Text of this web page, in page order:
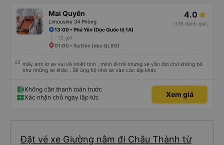
Mai Quyên
Limousine 34 Phòng
4.0
(136 đánh giá)
13:00 • Phú Yên (Dọc Quốc lộ 1A)
12 giờ
01:00 • Sa Đéc (dọc QL80)
mấy anh lơ xe vui vẻ nhiệt tình , mình đi trễ nhưng xe vẫn đợi chứ không bỏ
như những xe khác . Sẽ ủng hộ nhà xe vào các dịp khác
Không cần thanh toán trước
Xác nhận chỗ ngay lập tức
Xem giá
Đặt vé xe Giường nằm đi Châu Thành từ